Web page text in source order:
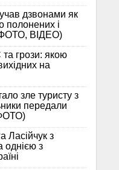
дзвонами як
полонених і
ВІДЕО)
грози: якою
на
зле туристу з
передали
Ласійчук з
однією з